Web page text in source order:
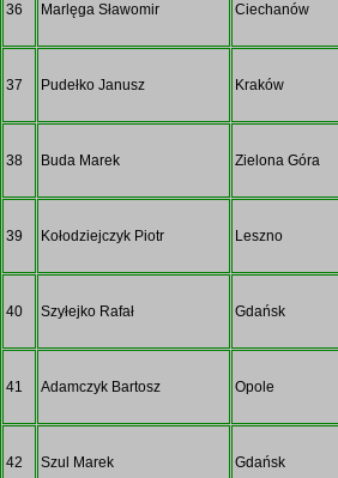
36 Marlęga Sławomir Ciechanów
37 Pudełko Janusz Kraków
38 Buda Marek Zielona Góra
39 Kołodziejczyk Piotr Leszno
40 Szyłejko Rafał Gdańsk
41 Adamczyk Bartosz Opole
42 Szul Marek Gdańsk